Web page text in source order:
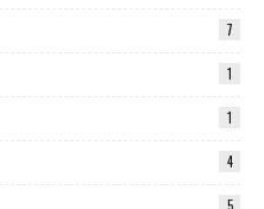
7
1
1
4
5